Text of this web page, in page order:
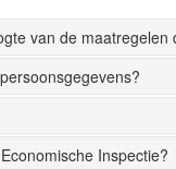
van de
Inspectie?